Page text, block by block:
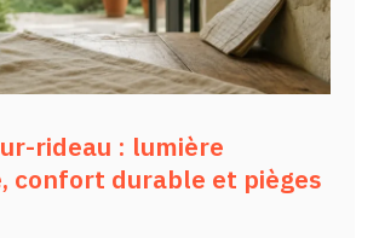
rideau : lumière
confort durable et pièges